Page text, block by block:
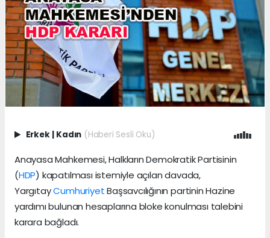
Erkek | Kadın (Haberi Sesli Oku)
Anayasa Mahkemesi, Halkların Demokratik Partisinin
(HDP) kapatılması istemiyle açılan davada,
YargıtayCumhuriyetBaşsavcılığının partinin Hazine
yardımı bulunan hesaplarına bloke konulması talebini
karara bağladı.